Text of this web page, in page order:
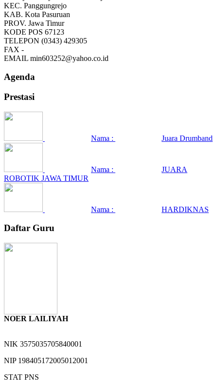
KEC. Panggungrejo
KAB. Kota Pasuruan
PROV. Jawa Timur
KODE POS 67123
TELEPON (0343) 429305
FAX -
EMAIL min603252@yahoo.co.id
Agenda
Prestasi
Nama : Juara Drumband
Nama :
JUARA
ROBOTIK JAWA TIMUR
Nama : HARDIKNAS
Daftar Guru
NOER LAILIYAH
NIK 3575035705840001
NIP 198405172005012001
STAT PNS